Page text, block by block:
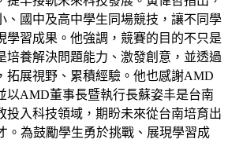
、國中及高中學生同場競技，讓不同學
學習成果。他強調，競賽的目的不只是
培養解決問題能力、激發創意，並透過
拓展視野、累積經驗。他也感謝AMD
以AMD董事長暨執行長蘇姿丰是台南
投入科技領域，期盼未來從台南培育出
。為鼓勵學生勇於挑戰、展現學習成